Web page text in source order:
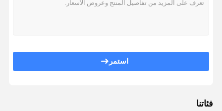
باب مضاد للحريق
استمر
فئاتنا